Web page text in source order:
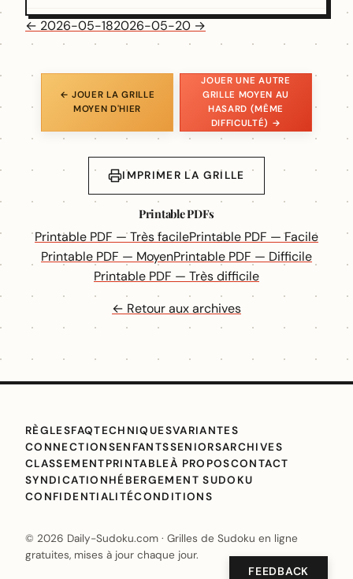
← 2026-05-182026-05-20 →
← JOUER LA GRILLE
MOYEN D'HIER
JOUER UNE AUTRE
GRILLE MOYEN AU
HASARD (MÊME
DIFFICULTÉ) →
IMPRIMER LA GRILLE
Printable PDFs
Printable PDF — Très facilePrintable PDF — Facile
Printable PDF — MoyenPrintable PDF — Difficile
Printable PDF — Très difficile
← Retour aux archives
RÈGLESFAQTECHNIQUESVARIANTES
CONNECTIONSENFANTSSENIORSARCHIVES
CLASSEMENTPRINTABLEÀ PROPOSCONTACT
SYNDICATIONHÉBERGEMENT SUDOKU
CONFIDENTIALITÉCONDITIONS
© 2026 Daily-Sudoku.com · Grilles de Sudoku en ligne
gratuites, mises à jour chaque jour.
FEEDBACK